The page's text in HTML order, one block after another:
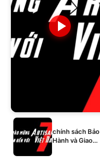
chính sách Bảo
Hành và Giao